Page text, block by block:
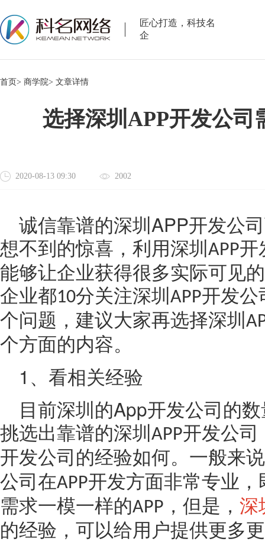
匠心打造，科技名
企
首页> 商学院> 文章详情
选择深圳APP开发公司
2020-08-13 09:30 2002
诚信靠谱的深圳 APP开发公
想不到的惊喜，利用深圳 APP开
能够让企业获得很多实际可见
企业都10分关注深圳 APP开发公
个问题，建议大家再选择深圳
个方面的内容。
1 、看相关经验
目前深圳的App开发公司的
挑选出靠谱的深圳 APP开发公司
开发公司的经验如何。一般来
公司在APP开发方面非常专业
需求一模一样的APP ，但是， 深
的经验，可以给用户提供更多